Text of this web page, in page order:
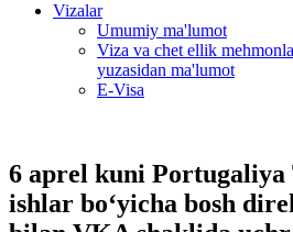
Vizalar
Umumiy ma'lumot
Viza va chet ellik
yuzasidan ma'lumot
E-Visa
6 aprel kuni
ishlar bo‘yicha bosh